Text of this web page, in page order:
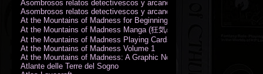
Asombrosos relatos detectivescos y arcanos
Asombrosos relatos detectivescos y arcanos
At the Mountains of Madness for Beginning Readers
At the Mountains of Madness Manga (狂気の山脈)
At the Mountains of Madness Playing Cards
At the Mountains of Madness Volume 1
At the Mountains of Madness: A Graphic Novel
Atlante delle Terre del Sogno